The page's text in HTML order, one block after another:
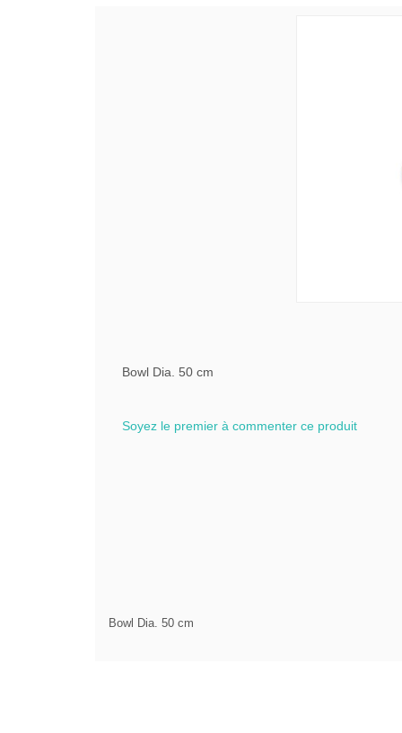
Bowl Dia. 50 cm
Soyez le premier à commenter ce produit
Bowl Dia. 50 cm